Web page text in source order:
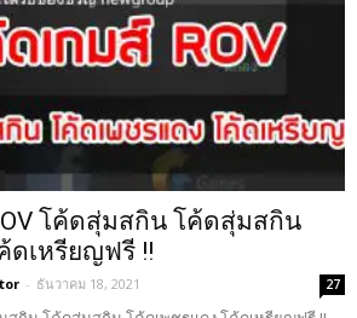
โค้ดสุ่มสกิน โค้ดสุ่มสกิน
ดเหรียญฟรี !!
- ธันวาคม 18, 2021 27